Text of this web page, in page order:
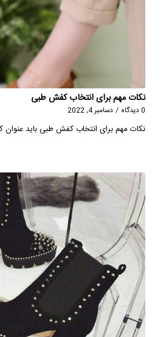
نکات مهم برای انتخاب کفش طبی
0 دیدگاه / دسامبر 4, 2022
نکات مهم برای انتخاب کفش طبی باید عنوان